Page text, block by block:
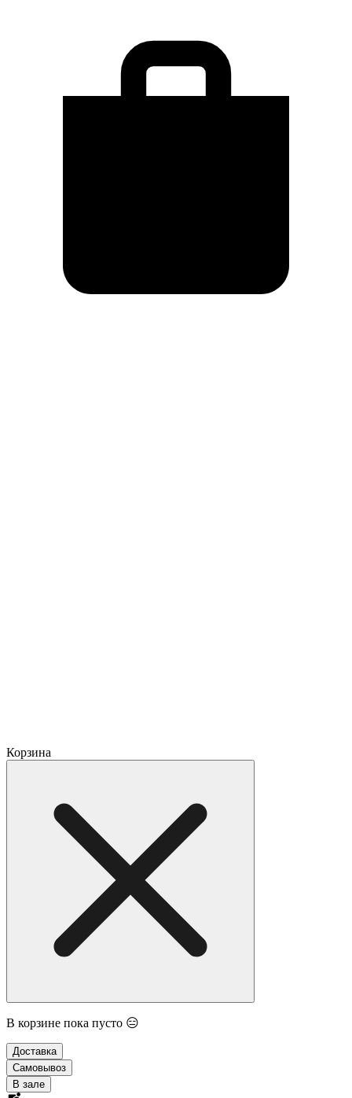
Корзина
В корзине пока пусто 😑
Доставка
Самовывоз
В зале